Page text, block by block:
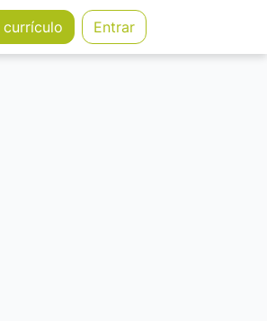
currículo Entrar